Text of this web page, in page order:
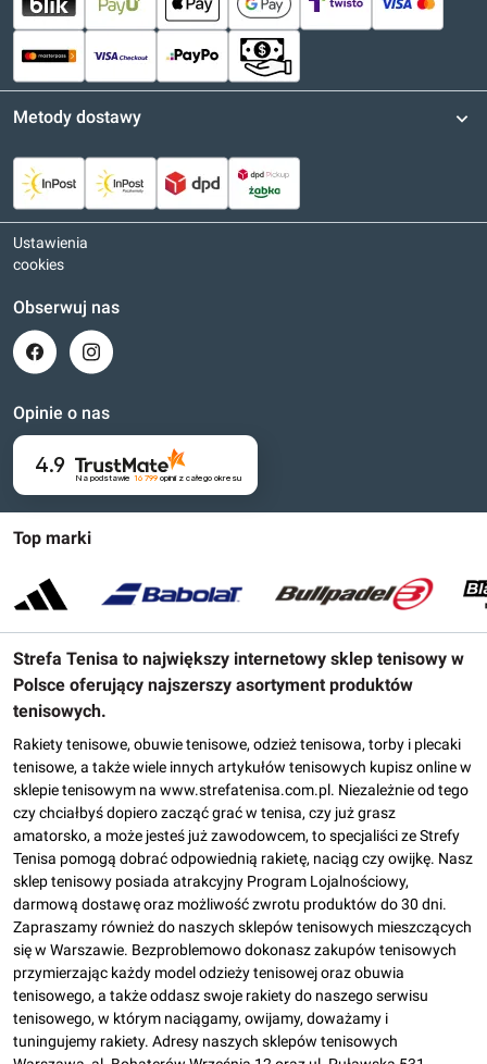
Top marki
Strefa Tenisa to największy internetowy sklep tenisowy w
Polsce oferujący najszerszy asortyment produktów
tenisowych.
Rakiety tenisowe, obuwie tenisowe, odzież tenisowa, torby i plecaki
tenisowe, a także wiele innych artykułów tenisowych kupisz online w
sklepie tenisowym na www.strefatenisa.com.pl. Niezależnie od tego
czy chciałbyś dopiero zacząć grać w tenisa, czy już grasz
amatorsko, a może jesteś już zawodowcem, to specjaliści ze Strefy
Tenisa pomogą dobrać odpowiednią rakietę, naciąg czy owijkę. Nasz
sklep tenisowy posiada atrakcyjny Program Lojalnościowy,
darmową dostawę oraz możliwość zwrotu produktów do 30 dni.
Zapraszamy również do naszych sklepów tenisowych mieszczących
się w Warszawie. Bezproblemowo dokonasz zakupów tenisowych
przymierzając każdy model odzieży tenisowej oraz obuwia
tenisowego, a także oddasz swoje rakiety do naszego serwisu
tenisowego, w którym naciągamy, owijamy, doważamy i
tuningujemy rakiety. Adresy naszych sklepów tenisowych
Metody dostawy
Ustawienia
cookies
Obserwuj nas
Opinie o nas
4.9
Na podstawie 16 799opinii z całego okresu